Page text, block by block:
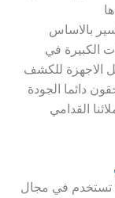
بالاساس
الكبيرة في
الاجهزة للكشف
دائما الجودة
القدامي
تستخدم في مجال